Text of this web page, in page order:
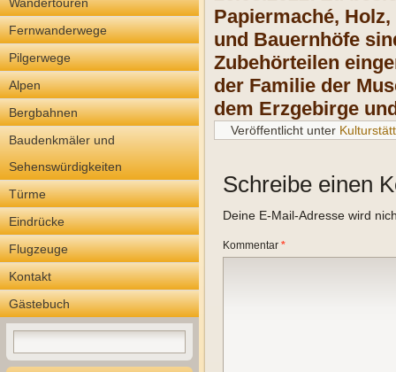
Fernwanderwege
Pilgerwege
Alpen
Bergbahnen
Baudenkmäler und
Sehenswürdigkeiten
Türme
Eindrücke
Flugzeuge
Kontakt
Gästebuch
Papiermaché,
und Bauernhöfe
Zubehörteilen
der Familie der
dem Erzgebirge
Veröffentlicht unter
Schreibe einen
Deine E-Mail-Adresse wird
Kommentar *